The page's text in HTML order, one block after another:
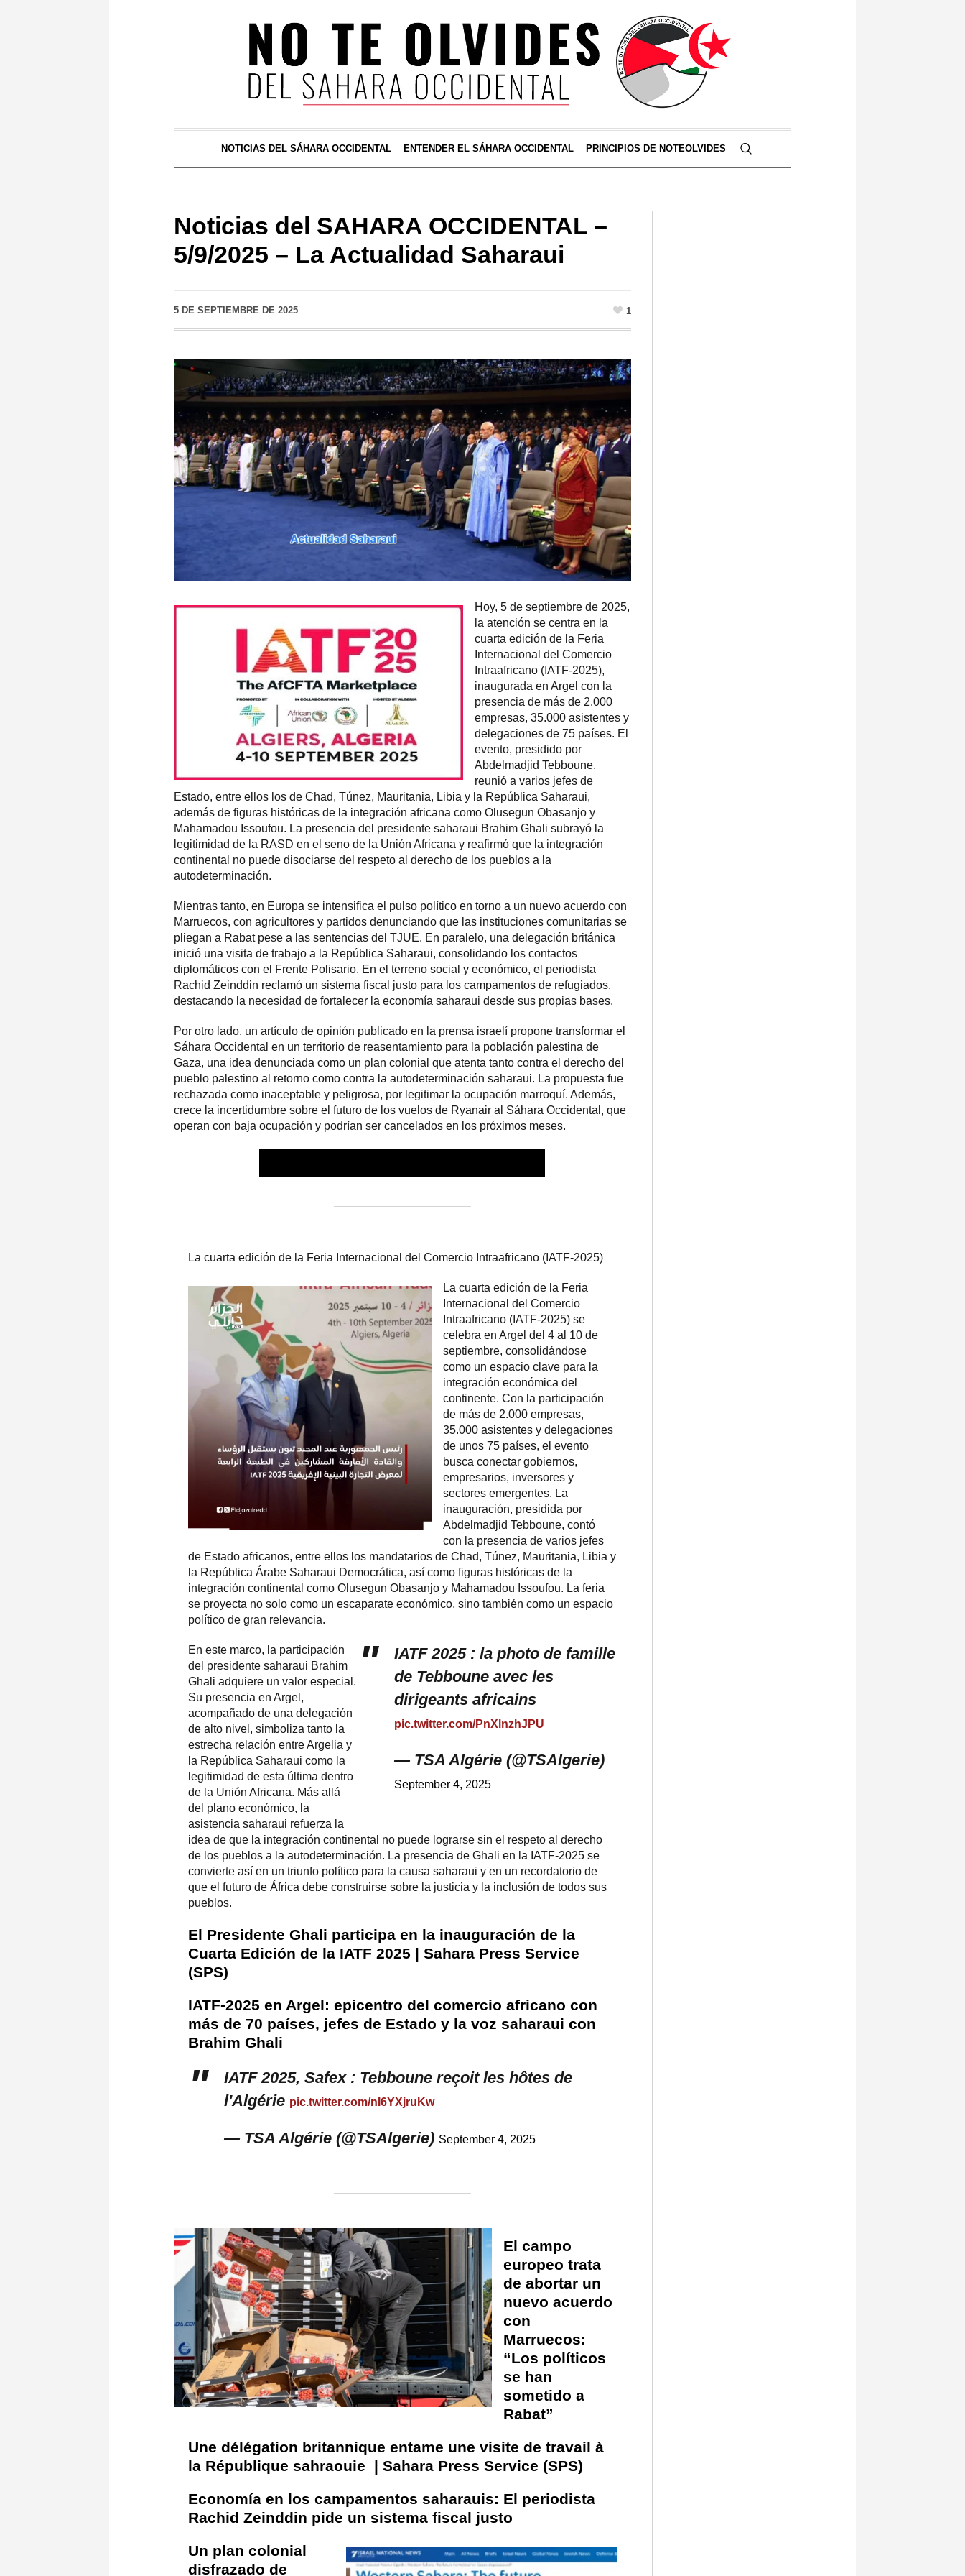
NOTICIAS DEL SÁHARA OCCIDENTAL ENTENDER EL SÁHARA OCCIDENTAL PRINCIPIOS DE NOTEOLVIDES
Noticias del SAHARA OCCIDENTAL –
5/9/2025 – La Actualidad Saharaui
5 DE SEPTIEMBRE DE 2025 1
Hoy, 5 de septiembre de 2025,
la atención se centra en la
cuarta edición de la Feria
Internacional del Comercio
Intraafricano (IATF-2025),
inaugurada en Argel con la
presencia de más de 2.000
empresas, 35.000 asistentes y
delegaciones de 75 países. El
evento, presidido por
Abdelmadjid Tebboune,
reunió a varios jefes de
Estado, entre ellos los de Chad, Túnez, Mauritania, Libia y la República Saharaui,
además de figuras históricas de la integración africana como Olusegun Obasanjo y
Mahamadou Issoufou. La presencia del presidente saharaui Brahim Ghali subrayó la
legitimidad de la RASD en el seno de la Unión Africana y reafirmó que la integración
continental no puede disociarse del respeto al derecho de los pueblos a la
autodeterminación.
Mientras tanto, en Europa se intensifica el pulso político en torno a un nuevo acuerdo con
Marruecos, con agricultores y partidos denunciando que las instituciones comunitarias se
pliegan a Rabat pese a las sentencias del TJUE. En paralelo, una delegación británica
inició una visita de trabajo a la República Saharaui, consolidando los contactos
diplomáticos con el Frente Polisario. En el terreno social y económico, el periodista
Rachid Zeinddin reclamó un sistema fiscal justo para los campamentos de refugiados,
destacando la necesidad de fortalecer la economía saharaui desde sus propias bases.
Por otro lado, un artículo de opinión publicado en la prensa israelí propone transformar el
Sáhara Occidental en un territorio de reasentamiento para la población palestina de
Gaza, una idea denunciada como un plan colonial que atenta tanto contra el derecho del
pueblo palestino al retorno como contra la autodeterminación saharaui. La propuesta fue
rechazada como inaceptable y peligrosa, por legitimar la ocupación marroquí. Además,
crece la incertidumbre sobre el futuro de los vuelos de Ryanair al Sáhara Occidental, que
operan con baja ocupación y podrían ser cancelados en los próximos meses.
La cuarta edición de la Feria Internacional del Comercio Intraafricano (IATF-2025)
La cuarta edición de la Feria
Internacional del Comercio
Intraafricano (IATF-2025) se
celebra en Argel del 4 al 10 de
septiembre, consolidándose
como un espacio clave para la
integración económica del
continente. Con la participación
de más de 2.000 empresas,
35.000 asistentes y delegaciones
de unos 75 países, el evento
busca conectar gobiernos,
empresarios, inversores y
sectores emergentes. La
inauguración, presidida por
Abdelmadjid Tebboune, contó
con la presencia de varios jefes
de Estado africanos, entre ellos los mandatarios de Chad, Túnez, Mauritania, Libia y
la República Árabe Saharaui Democrática, así como figuras históricas de la
integración continental como Olusegun Obasanjo y Mahamadou Issoufou. La feria
se proyecta no solo como un escaparate económico, sino también como un espacio
político de gran relevancia.
IATF 2025 : la photo de famille
de Tebboune avec les
dirigeants africains
pic.twitter.com/PnXlnzhJPU
— TSA Algérie (@TSAlgerie)
September 4, 2025
En este marco, la participación
del presidente saharaui Brahim
Ghali adquiere un valor especial.
Su presencia en Argel,
acompañado de una delegación
de alto nivel, simboliza tanto la
estrecha relación entre Argelia y
la República Saharaui como la
legitimidad de esta última dentro
de la Unión Africana. Más allá
del plano económico, la
asistencia saharaui refuerza la
idea de que la integración continental no puede lograrse sin el respeto al derecho
de los pueblos a la autodeterminación. La presencia de Ghali en la IATF-2025 se
convierte así en un triunfo político para la causa saharaui y en un recordatorio de
que el futuro de África debe construirse sobre la justicia y la inclusión de todos sus
pueblos.
El Presidente Ghali participa en la inauguración de la
Cuarta Edición de la IATF 2025 | Sahara Press Service
(SPS)
IATF-2025 en Argel: epicentro del comercio africano con
más de 70 países, jefes de Estado y la voz saharaui con
Brahim Ghali
IATF 2025, Safex : Tebboune reçoit les hôtes de
l'Algérie pic.twitter.com/nI6YXjruKw
— TSA Algérie (@TSAlgerie) September 4, 2025
El campo
europeo trata
de abortar un
nuevo acuerdo
con
Marruecos:
“Los políticos
se han
sometido a
Rabat”
Une délégation britannique entame une visite de travail à
la République sahraouie ​​​​​​​ | Sahara Press Service (SPS)
Economía en los campamentos saharauis: El periodista
Rachid Zeinddin pide un sistema fiscal justo
Un plan colonial
disfrazado de